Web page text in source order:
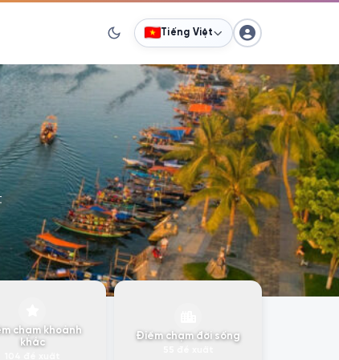
Tiếng Việt
chạm khoảnh
khắc
Điểm chạm đời sống